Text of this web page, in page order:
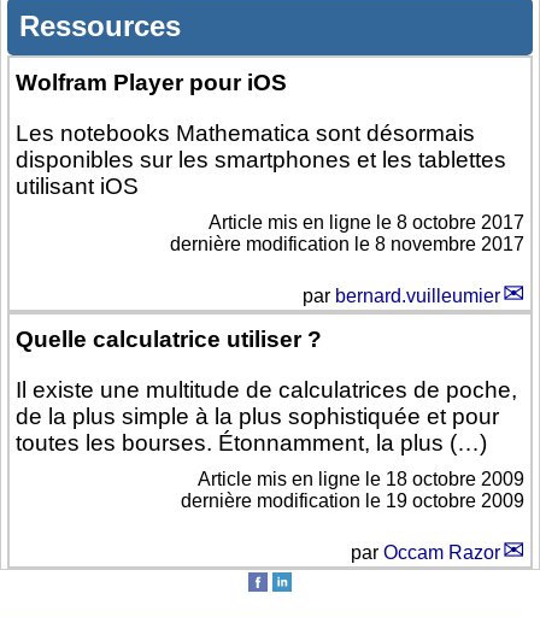
Ressources
Wolfram Player pour iOS
Les notebooks Mathematica sont désormais
disponibles sur les smartphones et les tablettes
utilisant iOS
Article mis en ligne le 8 octobre 2017
dernière modification le 8 novembre 2017
par bernard.vuilleumier
Quelle calculatrice utiliser ?
Il existe une multitude de calculatrices de poche,
de la plus simple à la plus sophistiquée et pour
toutes les bourses. Étonnamment, la plus (…)
Article mis en ligne le 18 octobre 2009
dernière modification le 19 octobre 2009
par Occam Razor